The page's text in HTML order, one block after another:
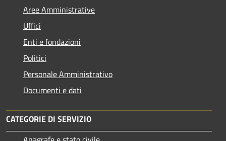
Aree Amministrative
Uffici
Enti e fondazioni
Politici
Personale Amministrativo
Documenti e dati
CATEGORIE DI SERVIZIO